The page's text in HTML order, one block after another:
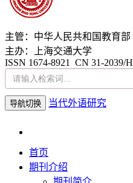
主管：中华人民共和国教育部
主办：上海交通大学
ISSN 1674-8921 CN 31-2039/H
导航切换 当代外语研究
首页
期刊介绍